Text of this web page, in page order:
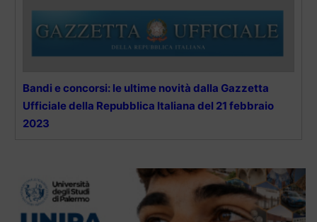
Bandi e concorsi: le ultime novità dalla Gazzetta
Ufficiale della Repubblica Italiana del 21 febbraio
2023